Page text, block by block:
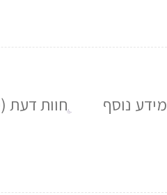
מידע נוסף חוות דעת (0)